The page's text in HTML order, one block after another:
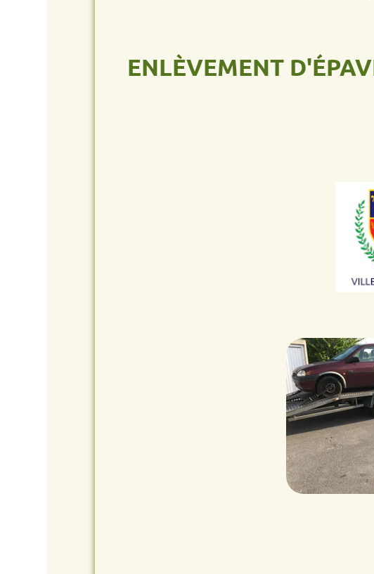
ENLÈVEMENT D'ÉPAVE